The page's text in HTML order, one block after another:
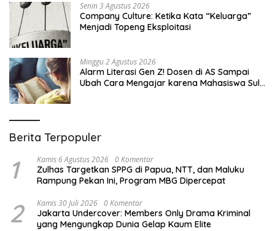
Senin 3 Agustus 2026
Company Culture: Ketika Kata “Keluarga”
Menjadi Topeng Eksploitasi
Minggu 2 Agustus 2026
Alarm Literasi Gen Z! Dosen di AS Sampai
Ubah Cara Mengajar karena Mahasiswa Sulit
Berita Terpopuler
1 Kamis 6 Agustus 2026 0 Komentar
Zulhas Targetkan SPPG di Papua, NTT, dan Maluku
Rampung Pekan Ini, Program MBG Dipercepat
2 Kamis 30 Juli 2026 0 Komentar
Jakarta Undercover: Members Only Drama Kriminal
yang Mengungkap Dunia Gelap Kaum Elite